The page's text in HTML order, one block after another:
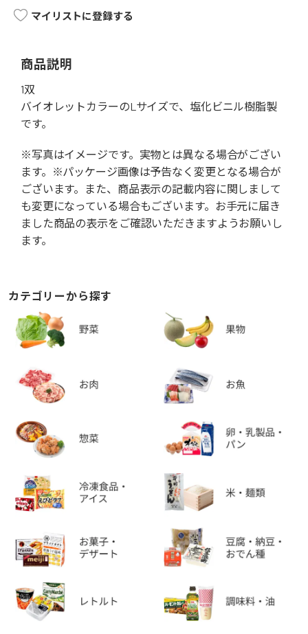
マイリストに登録する
商品説明
1双
バイオレットカラーのLサイズで、塩化ビニル樹脂製
です。
※写真はイメージです。実物とは異なる場合がござい
ます。※パッケージ画像は予告なく変更となる場合が
ございます。また、商品表示の記載内容に関しまして
も変更になっている場合もございます。お手元に届き
ました商品の表示をご確認いただきますようお願いし
ます。
カテゴリーから探す